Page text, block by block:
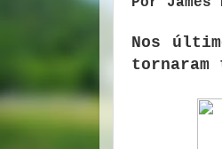
Nos
tornaram